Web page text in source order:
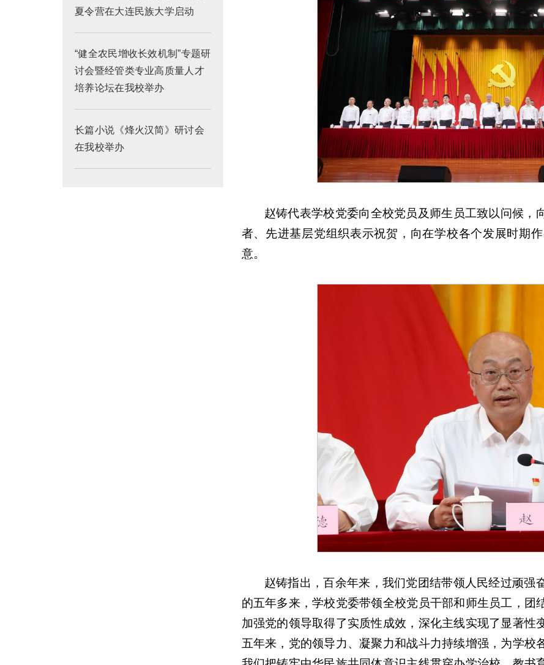
夏令营在大连民族大学启动
“健全农民增收长效机制”专题研
讨会暨经管类专业高质量人才
培养论坛在我校举办
长篇小说《烽火汉简》研讨会
在我校举办
赵铸代表学校党委向全校党员及师生员工致以问候，
者、先进基层党组织表示祝贺，向在学校各个发展时期
意。
赵铸指出，百余年来，我们党团结带领人民经过顽强
的五年多来，学校党委带领全校党员干部和师生员工，团
加强党的领导取得了实质性成效，深化主线实现了显著性
五年来，党的领导力、凝聚力和战斗力持续增强，为学校